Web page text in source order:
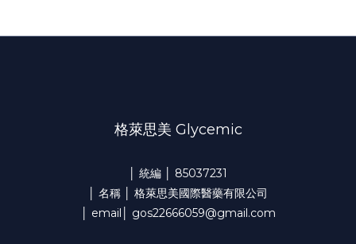
格萊思美 Glycemic
│ 統編 │ 85037231
│ 名稱 │ 格萊思美國際醫藥有限公司
│ email│ gos22666059@gmail.com